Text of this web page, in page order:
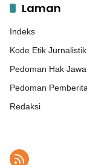
Laman
Indeks
Kode Etik Jurnalistik
Pedoman Hak
Pedoman
Redaksi